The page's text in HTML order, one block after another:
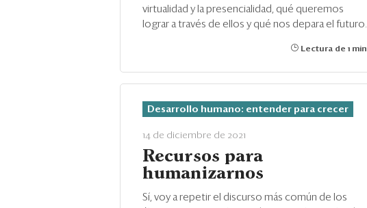
virtualidad y la presencialidad, qué queremos
lograr a través de ellos y qué nos depara el futuro.
Lectura de 1 min
Desarrollo humano: entender para crecer
14 de diciembre de 2021
Recursos para
humanizarnos
Sí, voy a repetir el discurso más común de los